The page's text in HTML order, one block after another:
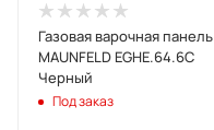
Газовая варочная панель
MAUNFELD EGHE.64.6C
Черный
Под заказ